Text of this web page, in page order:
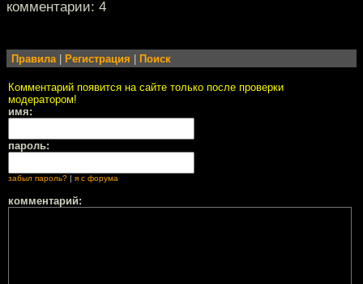
комментарии: 4
Правила| Регистрация Поиск
Комментарий появится на сайте только после проверки
модератором!
имя:
пароль:
забыл пароль? я с форума
комментарий: